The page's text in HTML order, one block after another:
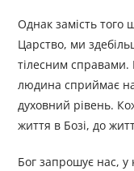
Однак замість
Царство, ми
тілесним справами.
людина сприймає
духовний рівень.
життя в Бозі, до
Бог запрошує нас,